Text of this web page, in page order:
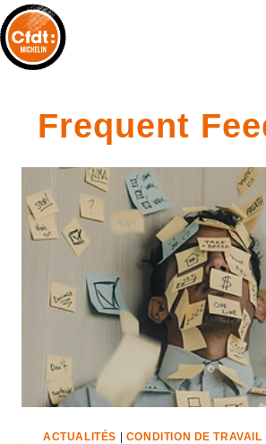
Frequent
ACTUALITÉS | CONDITION DE TRAVAIL